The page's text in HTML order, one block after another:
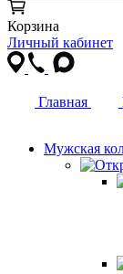
Корзина
Личный кабинет
Главная
Мужская